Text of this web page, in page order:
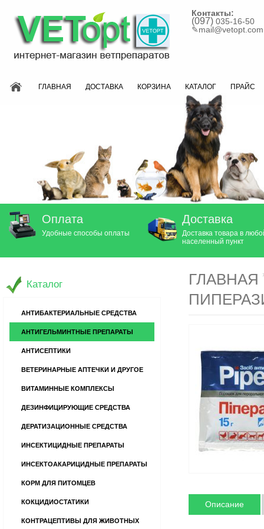
Контакты:
(097) 035-16-50
✎mail@vetopt.com
ГЛАВНАЯ ДОСТАВКА КОРЗИНА КАТАЛОГ ПРАЙС
Оплата
Удобные способы оплаты
Доставка
Доставка товара в
населенный пункт
ГЛАВНАЯ
Описание
Каталог
АНТИБАКТЕРИАЛЬНЫЕ СРЕДСТВА
АНТИГЕЛЬМИНТНЫЕ ПРЕПАРАТЫ
АНТИСЕПТИКИ
ВЕТЕРИНАРНЫЕ АПТЕЧКИ И ДРУГОЕ
ВИТАМИННЫЕ КОМПЛЕКСЫ
ДЕЗИНФИЦИРУЮЩИЕ СРЕДСТВА
ДЕРАТИЗАЦИОННЫЕ СРЕДСТВА
ИНСЕКТИЦИДНЫЕ ПРЕПАРАТЫ
ИНСЕКТОАКАРИЦИДНЫЕ ПРЕПАРАТЫ
КОРМ ДЛЯ ПИТОМЦЕВ
КОКЦИДИОСТАТИКИ
КОНТРАЦЕПТИВЫ ДЛЯ ЖИВОТНЫХ